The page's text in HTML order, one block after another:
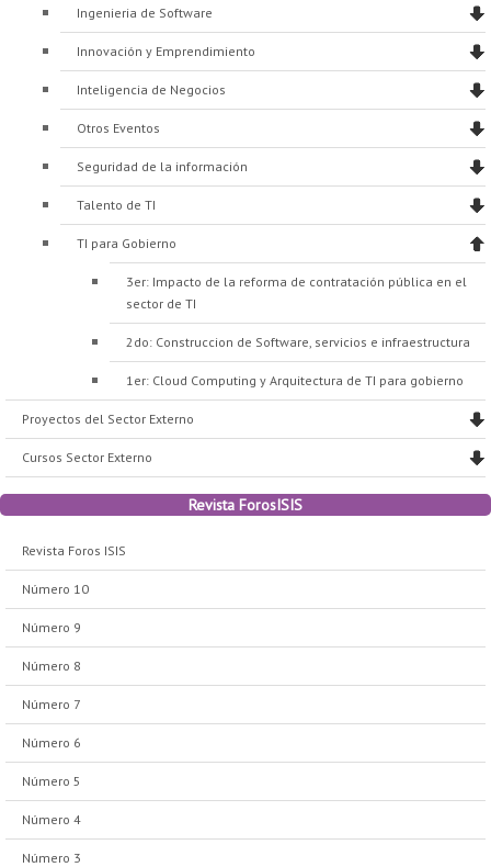
Ingenieria de Software
Innovación y Emprendimiento
Inteligencia de Negocios
Otros Eventos
Seguridad de la información
Talento de TI
TI para Gobierno
3er: Impacto de la reforma de contratación pública en el
sector de TI
2do: Construccion de Software, servicios e infraestructura
1er: Cloud Computing y Arquitectura de TI para gobierno
Proyectos del Sector Externo
Cursos Sector Externo
Revista ForosISIS
Revista Foros ISIS
Número 10
Número 9
Número 8
Número 7
Número 6
Número 5
Número 4
Número 3